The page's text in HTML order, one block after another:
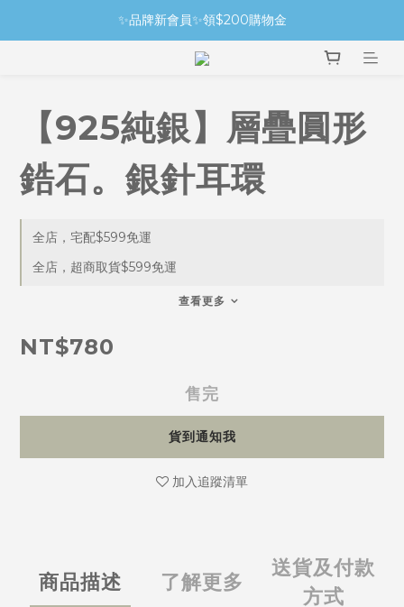
✨品牌新會員✨領$200購物金
【925純銀】層疊圓形
鋯石。銀針耳環
全店，宅配$599免運
全店，超商取貨$599免運
查看更多
NT$780
售完
貨到通知我
加入追蹤清單
商品描述 了解更多
送貨及付款
方式